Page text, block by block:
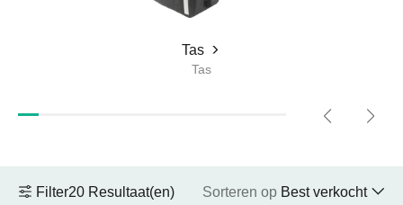
de persoonlijke omstandigheden van de rijder.
Tas
Tas
Filter20 Resultaat(en) Sorteren op Best verkocht